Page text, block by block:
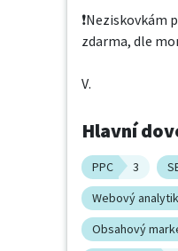
❗️Neziskovkám
zdarma, dle
V.
Hlavní
PPC 3
Webový analytik
Obsahový